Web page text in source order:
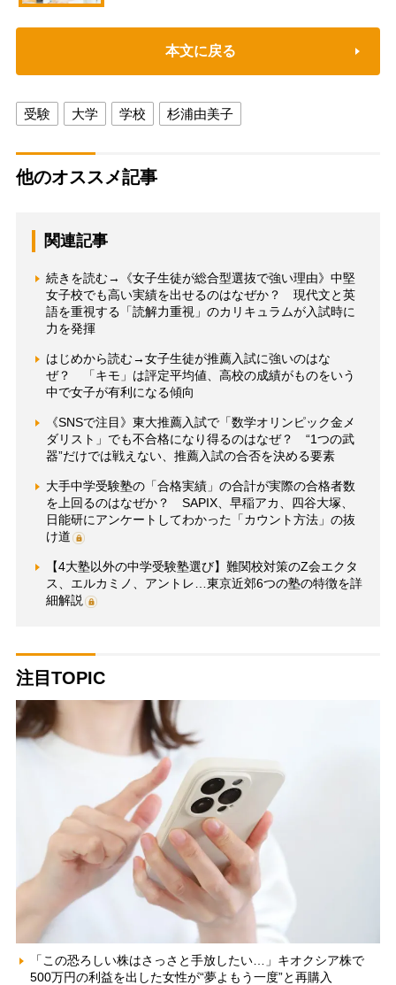
本文に戻る
受験 大学 学校 杉浦由美子
他のオススメ記事
関連記事
続きを読む→《女子生徒が総合型選抜で強い理由》中堅
女子校でも高い実績を出せるのはなぜか？ 現代文と英
語を重視する「読解力重視」のカリキュラムが入試時に
力を発揮
はじめから読む→女子生徒が推薦入試に強いのはな
ぜ？ 「キモ」は評定平均値、高校の成績がものをいう
中で女子が有利になる傾向
《SNSで注目》東大推薦入試で「数学オリンピック金メ
ダリスト」でも不合格になり得るのはなぜ？ “1つの武
器”だけでは戦えない、推薦入試の合否を決める要素
大手中学受験塾の「合格実績」の合計が実際の合格者数
を上回るのはなぜか？ SAPIX、早稲アカ、四谷大塚、
日能研にアンケートしてわかった「カウント方法」の抜
け道
【4大塾以外の中学受験塾選び】難関校対策のZ会エクタ
ス、エルカミノ、アントレ…東京近郊6つの塾の特徴を詳
細解説
注目TOPIC
「この恐ろしい株はさっさと手放したい…」キオクシア株で
500万円の利益を出した女性が“夢よもう一度”と再購入